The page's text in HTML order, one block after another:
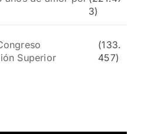
3)
Superior
(133.
457)